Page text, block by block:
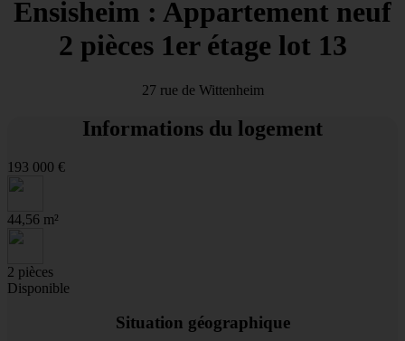
Ensisheim : Appartement neuf
2 pièces 1er étage lot 13
27 rue de Wittenheim
Informations du logement
193 000 €
44,56 m²
2 pièces
Disponible
Situation géographique